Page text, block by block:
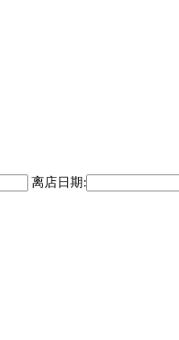
离店日期: